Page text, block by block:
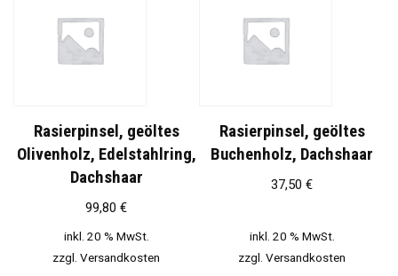
Rasierpinsel, geöltes
Olivenholz, Edelstahlring,
Dachshaar
99,80 €
inkl. 20 % MwSt.
zzgl. Versandkosten
Rasierpinsel, geöltes
Buchenholz, Dachshaar
37,50 €
inkl. 20 % MwSt.
zzgl. Versandkosten